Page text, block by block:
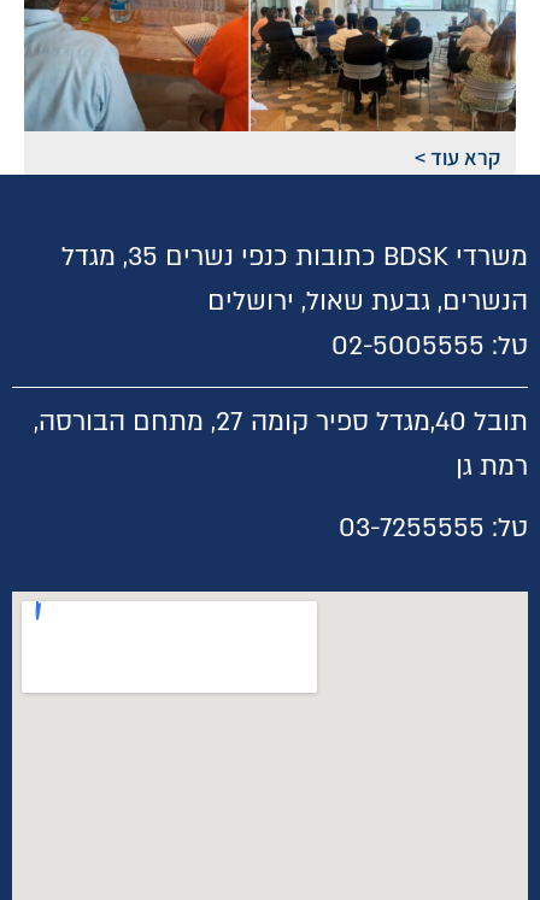
קרא עוד >
משרדי BDSK כתובות כנפי נשרים 35, מגדל
הנשרים, גבעת שאול, ירושלים
טל: 02-5005555
תובל 40,
מגדל ספיר קומה 27, מתחם הבורסה,
רמת גן
טל: 03-7255555